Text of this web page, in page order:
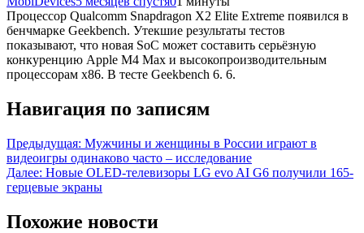
Процессор Qualcomm Snapdragon X2 Elite Extreme появился в
бенчмарке Geekbench. Утекшие результаты тестов
показывают, что новая SoC может составить серьёзную
конкуренцию Apple M4 Max и высокопроизводительным
процессорам x86. В тесте Geekbench 6. 6.
Навигация по записям
Предыдущая: Мужчины и женщины в России играют в
видеоигры одинаково часто – исследование
Далее: Новые OLED-телевизоры LG evo AI G6 получили 165-
герцевые экраны
Похожие новости